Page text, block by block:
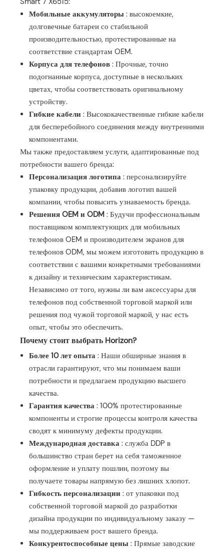
Мобильные аккумуляторы : высокоемкие,
долговечные батареи со стабильной
производительностью, протестированные на
соответствие стандартам OEM.
Корпуса для телефонов : Прочные, точно
подогнанные корпуса, доступные в нескольких
цветах, чтобы соответствовать оригинальному
устройству.
Гибкие кабели : Высококачественные гибкие кабели
для бесперебойного соединения между внутренними
компонентами.
Мы также предоставляем услуги, адаптированные под
потребности вашего бренда:
Персонализация логотипа : персонализируйте
упаковку продукции, добавив логотип вашей
компании, чтобы повысить узнаваемость бренда.
Решения OEM и ODM : Будучи профессиональным
поставщиком комплектующих для мобильных
телефонов OEM и производителем экранов для
телефонов ODM, мы можем изготовить продукцию в
соответствии с вашими конкретными требованиями
к дизайну и техническим характеристикам.
Независимо от того, нужны ли вам аксессуары для
телефонов под собственной торговой маркой или
решения под чужой торговой маркой, у нас есть
опыт, чтобы это обеспечить.
Почему стоит выбрать Horizon?
Более 10 лет опыта : Наши обширные знания в
отрасли гарантируют, что мы понимаем ваши
потребности и предлагаем продукцию высшего
качества.
Гарантия качества : 100% протестированные
компоненты и строгие процессы контроля качества
сводят к минимуму дефекты продукции.
Международная доставка : служба DDP в
большинство стран берет на себя таможенное
оформление и уплату пошлин, поэтому вы
получаете товары напрямую без лишних хлопот.
Гибкость персонализации : от упаковки под
собственной торговой маркой до разработки
дизайна продукции по индивидуальному заказу —
мы поддерживаем рост вашего бренда.
Конкурентоспособные цены : Прямые заводские